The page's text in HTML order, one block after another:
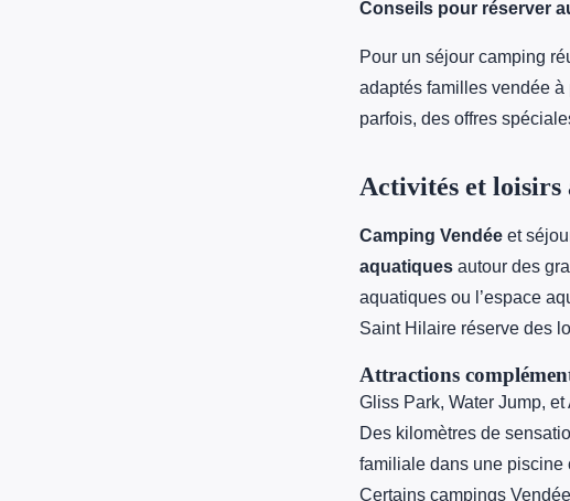
Conseils pour réserver
Pour un séjour camping
adaptés familles vendée
parfois, des offres
Activités et loisirs
Camping Vendée et
aquatiques autour des
aquatiques ou l’espace
Saint Hilaire réserve des
Attractions
Gliss Park, Water Jump,
Des kilomètres de
familiale dans une piscine
Certains campings